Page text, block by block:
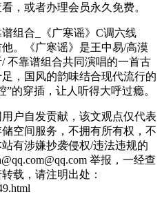
，或者办理会员永久免费。
组合_《广寒谣》C调六线
。《广寒谣》是王中易/高漠
不靠谱组合共同演唱的一首古
，国风的韵味结合现代流行的
的穿插，让人听得大呼过瘾。
户自发贡献，该文观点仅代表
空间服务，不拥有所有权，不
有涉嫌抄袭侵权/违法违规的
举报，一经查
载，请注明出处：